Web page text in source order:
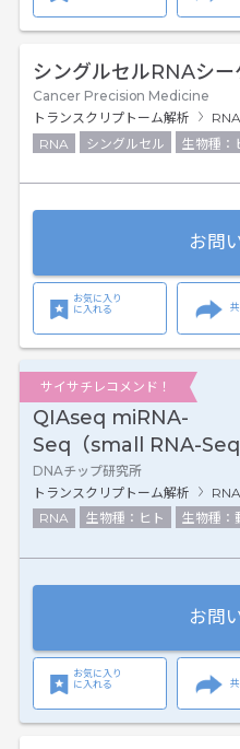
シングルセルRNAシー
Cancer Precision Medicine
トランスクリプトーム解析
RNA
シングルセル 生物種：
お問
お気に入り
に入れる
サイサチレコメンド！
QIAseq miRNA-
Seq（small RNA-Seq
DNAチップ研究所
トランスクリプトーム解析
RNA
生物種：ヒト 生物種：
お問
お気に入り
に入れる